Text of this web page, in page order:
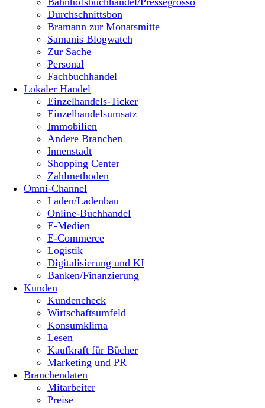
Durchschnittsbon
Bramann zur Monatsmitte
Samanis Blogwatch
Zur Sache
Personal
Fachbuchhandel
Lokaler Handel
Einzelhandels-Ticker
Einzelhandelsumsatz
Immobilien
Andere Branchen
Innenstadt
Shopping Center
Zahlmethoden
Omni-Channel
Laden/Ladenbau
Online-Buchhandel
E-Medien
E-Commerce
Logistik
Digitalisierung und KI
Banken/Finanzierung
Kunden
Kundencheck
Wirtschaftsumfeld
Konsumklima
Lesen
Kaufkraft für Bücher
Marketing und PR
Branchendaten
Mitarbeiter
Preise